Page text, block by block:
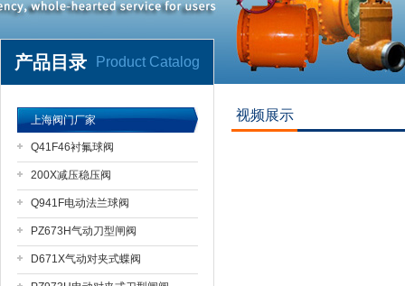
上海戎钛阀门制造有限公司
产品目录 Product Catalog
上海阀门厂家
Q41F46衬氟球阀
200X减压稳压阀
Q941F电动法兰球阀
PZ673H气动刀型闸阀
D671X气动对夹式蝶阀
视频展示